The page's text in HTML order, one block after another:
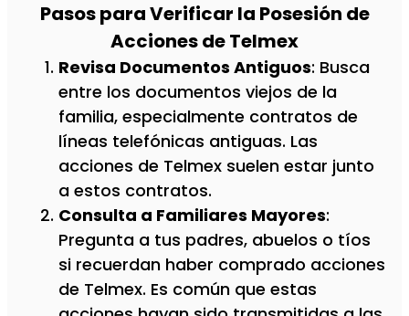
Pasos para Verificar la Posesión de
Acciones de Telmex
Revisa Documentos Antiguos: Busca
entre los documentos viejos de la
familia, especialmente contratos de
líneas telefónicas antiguas. Las
acciones de Telmex suelen estar junto
a estos contratos.
Consulta a Familiares Mayores:
Pregunta a tus padres, abuelos o tíos
si recuerdan haber comprado acciones
de Telmex. Es común que estas